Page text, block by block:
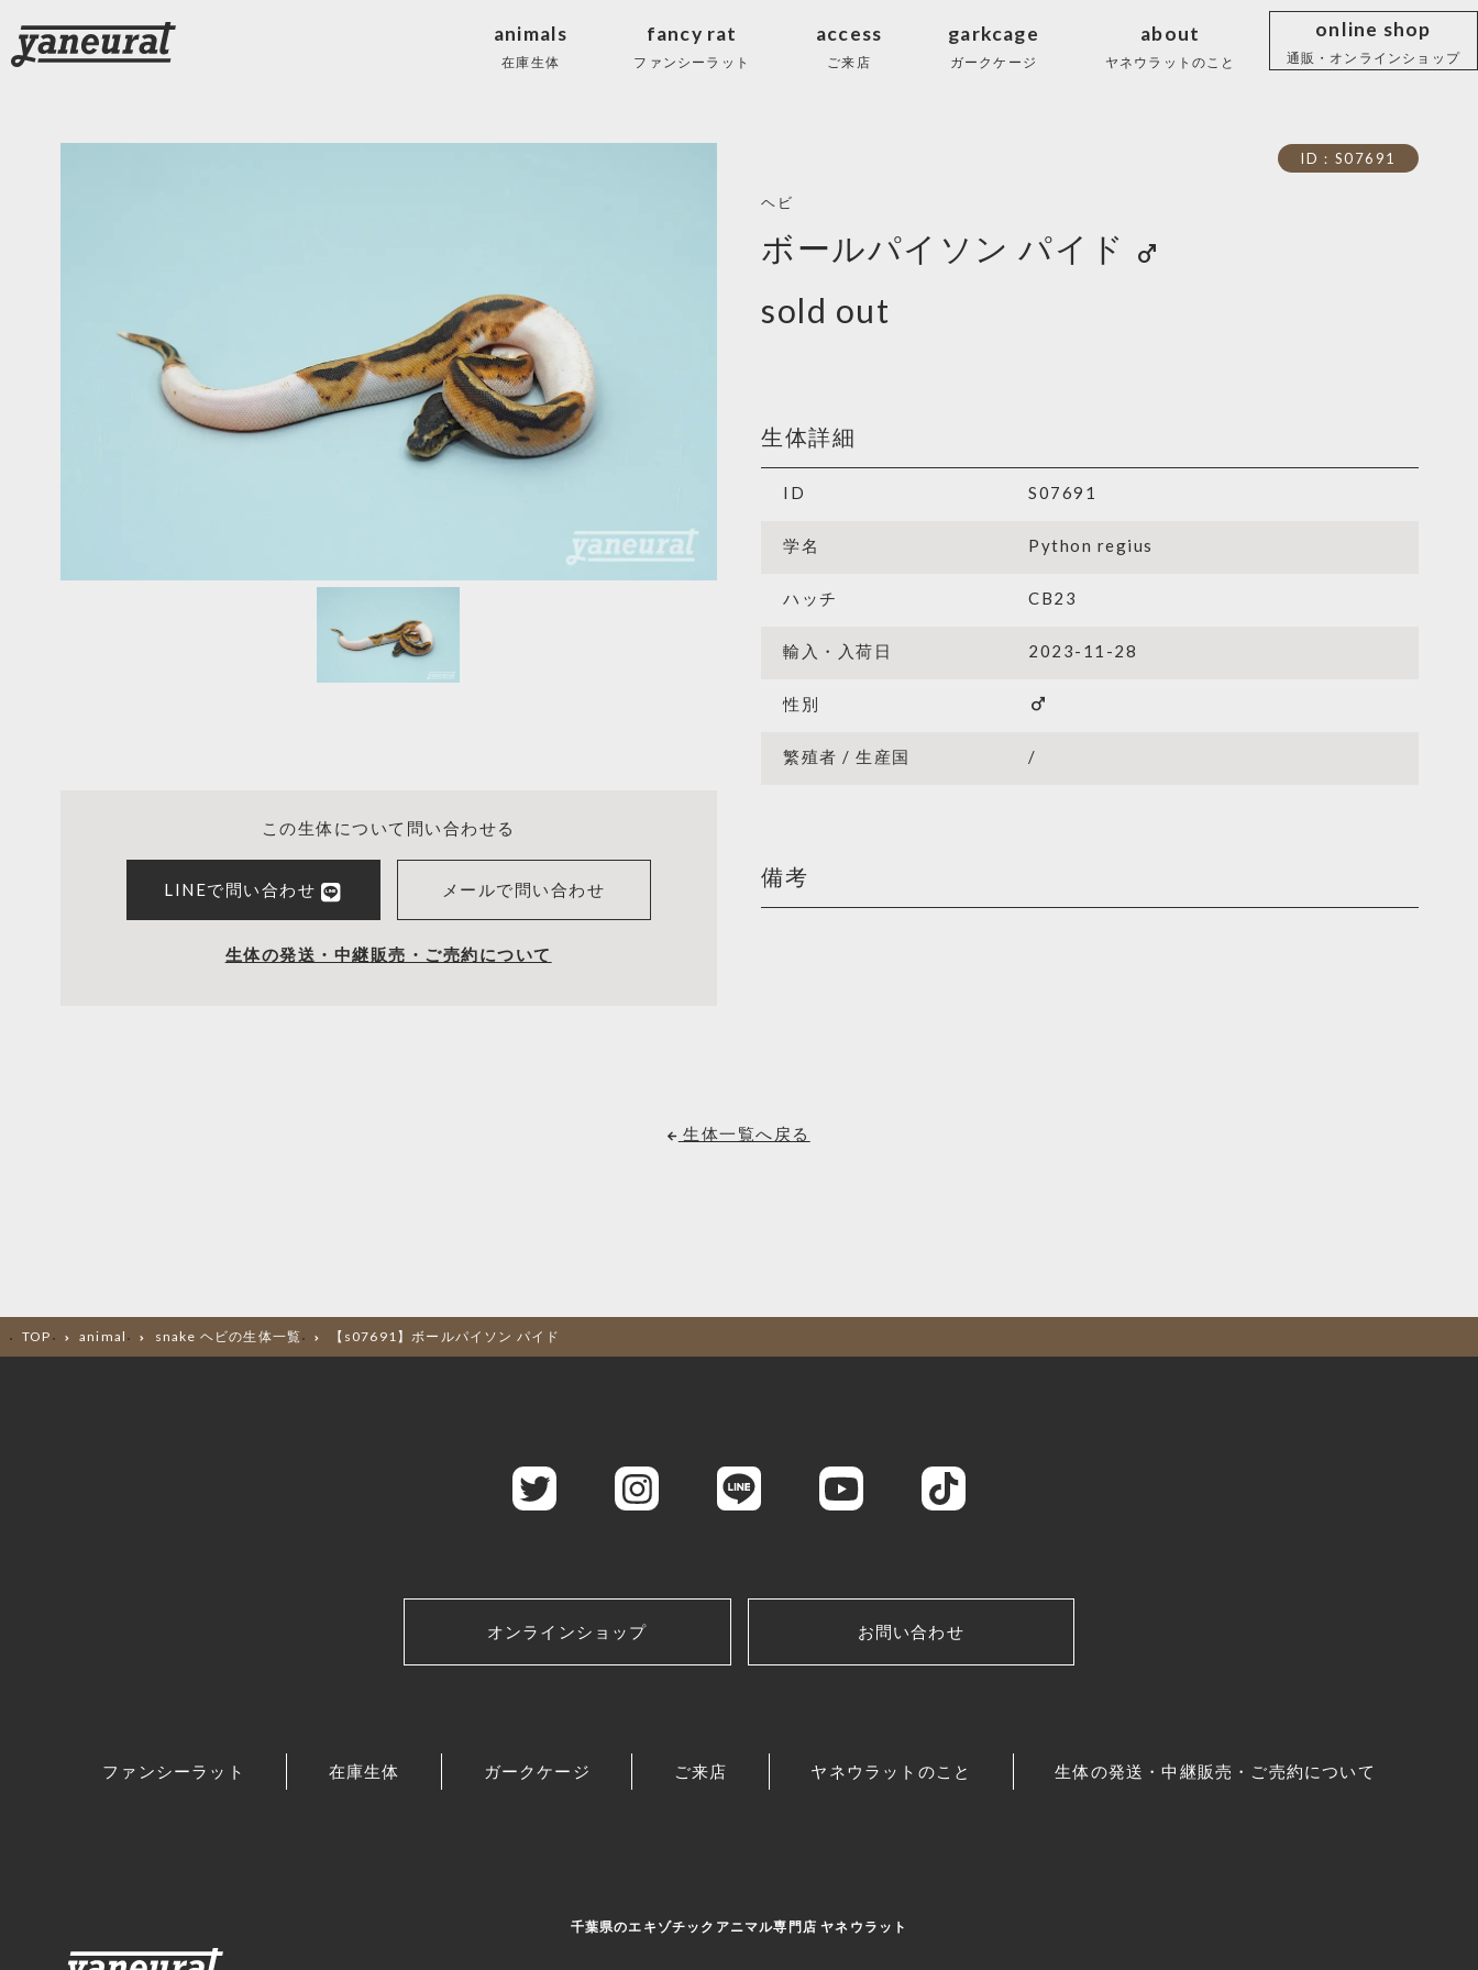
animals
在庫生体
fancy rat
ファンシーラット
access
ご来店
garkcage
ガークケージ
about
ヤネウラットのこと
online shop
通販・オンラインショップ
この生体について問い合わせる
LINEで問い合わせ メールで問い合わせ
生体の発送・中継販売・ご売約について
ID：S07691
ヘビ
ボールパイソン パイド male
sold out
生体詳細
ID S07691
学名 Python regius
ハッチ CB23
輸入・入荷日 2023-11-28
性別 male
繁殖者 / 生産国 /
備考
生体一覧へ戻る
TOP animal snake ヘビの生体一覧 【s07691】ボールパイソン パイド
オンラインショップ お問い合わせ
ファンシーラット 在庫生体 ガークケージ ご来店 ヤネウラットのこと 生体の発送・中継販売・ご売約について
千葉県のエキゾチックアニマル専門店 ヤネウラット